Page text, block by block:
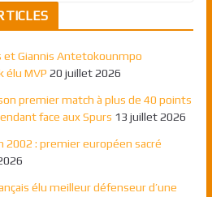
et Giannis Antetokounmpo
élu MVP 20 juillet 2026
premier match à plus de 40 points
face aux Spurs 13 juillet 2026
2002 : premier européen sacré
élu meilleur défenseur d’une